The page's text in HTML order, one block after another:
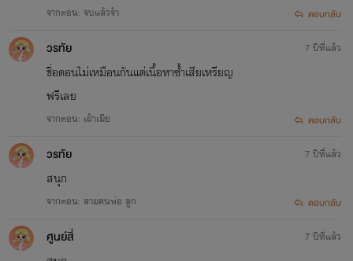
จากตอน: จบแล้วจ้า ตอบกลับ
วรทัย
ชื่อตอนไม่เหมือนกันแต่เนื้อหาซ้ำเสียเหรียญ
ฟรีเลย
จากตอน: เฝ้าเมีย
7 ปีที่แล้ว
ตอบกลับ
วรทัย
สนุก
จากตอน: สามคนพ่อ ลูก
7 ปีที่แล้ว
ตอบกลับ
ศูนย์สี่ 7 ปีที่แล้ว